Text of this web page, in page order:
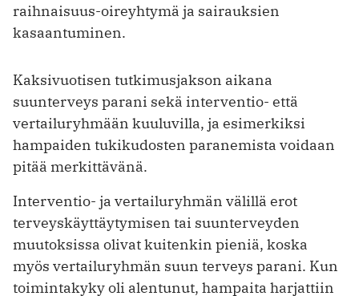
raihnaisuus-oireyhtymä ja sairauksien
kasaantuminen.
Kaksivuotisen tutkimusjakson aikana
suunterveys parani sekä interventio- että
vertailuryhmään kuuluvilla, ja esimerkiksi
hampaiden tukikudosten paranemista voidaan
pitää merkittävänä.
Interventio- ja vertailuryhmän välillä erot
terveyskäyttäytymisen tai suunterveyden
muutoksissa olivat kuitenkin pieniä, koska
myös vertailuryhmän suun terveys parani. Kun
toimintakyky oli alentunut, hampaita harjattiin